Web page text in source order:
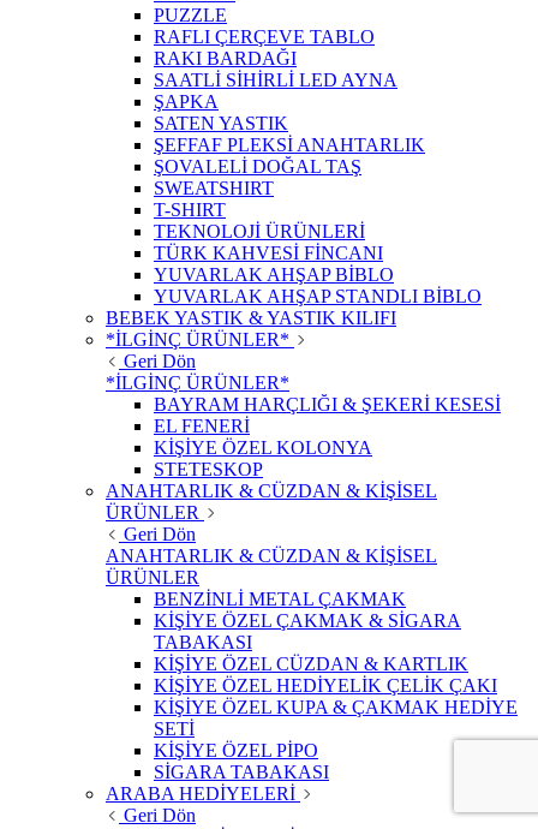
PUZZLE
RAFLI ÇERÇEVE TABLO
RAKI BARDAĞI
SAATLİ SİHİRLİ LED AYNA
ŞAPKA
SATEN YASTIK
ŞEFFAF PLEKSİ ANAHTARLIK
ŞOVALELİ DOĞAL TAŞ
SWEATSHIRT
T-SHIRT
TEKNOLOJİ ÜRÜNLERİ
TÜRK KAHVESİ FİNCANI
YUVARLAK AHŞAP BİBLO
YUVARLAK AHŞAP STANDLI BİBLO
BEBEK YASTIK & YASTIK KILIFI
*İLGİNÇ ÜRÜNLER*
Geri Dön
*İLGİNÇ ÜRÜNLER*
BAYRAM HARÇLIĞI & ŞEKERİ KESESİ
EL FENERİ
KİŞİYE ÖZEL KOLONYA
STETESKOP
ANAHTARLIK & CÜZDAN & KİŞİSEL
ÜRÜNLER
Geri Dön
ANAHTARLIK & CÜZDAN & KİŞİSEL
ÜRÜNLER
BENZİNLİ METAL ÇAKMAK
KİŞİYE ÖZEL ÇAKMAK & SİGARA
TABAKASI
KİŞİYE ÖZEL CÜZDAN & KARTLIK
KİŞİYE ÖZEL HEDİYELİK ÇELİK ÇAKI
KİŞİYE ÖZEL KUPA & ÇAKMAK HEDİYE
SETİ
KİŞİYE ÖZEL PİPO
SİGARA TABAKASI
ARABA HEDİYELERİ
Geri Dön